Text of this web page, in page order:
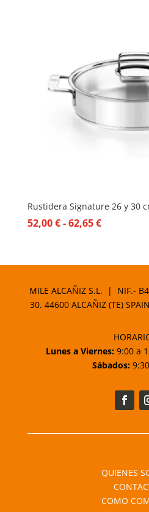
Rustidera Signature 26 y 30
52,00€-62,65€Rango
52,00 €
hasta
MILE ALCAÑIZ S.L. | NIF.-
30. 44600 ALCAÑIZ (TE)
Lunes a Viernes: 9:00 a
Sábados:
QUIENES
COMO